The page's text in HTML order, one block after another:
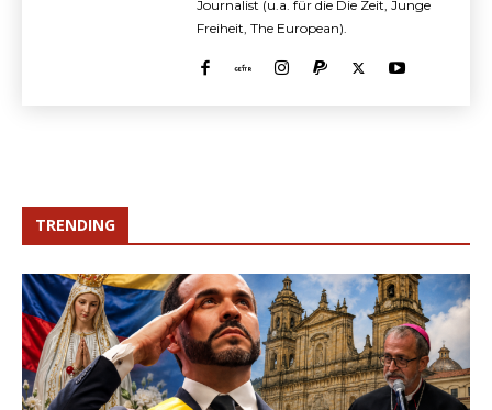
Journalist (u.a. für die Die Zeit, Junge
Freiheit, The European).
TRENDING